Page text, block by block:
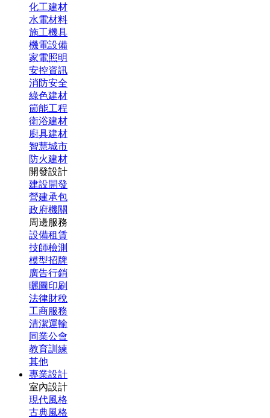
化工建材
水電材料
施工機具
機電設備
家電照明
安控資訊
消防安全
綠色建材
節能工程
衛浴建材
廚具建材
智慧城市
防火建材
開發設計
建設開發
營建承包
政府機關
周邊服務
設備租賃
技師檢測
模型招牌
廣告行銷
曬圖印刷
法律財稅
工商服務
清潔運輸
同業公會
教育訓練
其他
專業設計
室內設計
現代風格
古典風格